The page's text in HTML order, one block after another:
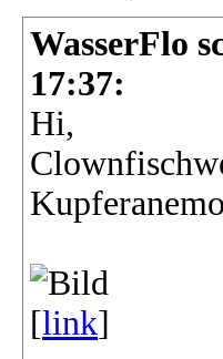
WasserFlo
17:37:
Hi,
[link]